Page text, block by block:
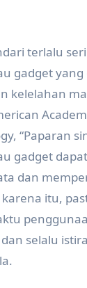
terlalu
gadget yang
kelelahan
“Paparan
gadget
dan
karena itu,
selalu